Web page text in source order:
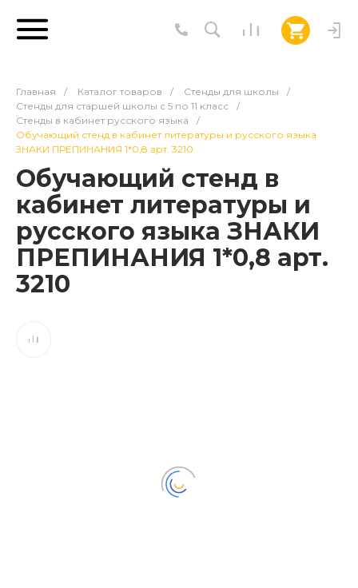
Главная / Каталог товаров / Стенды для школы
/
Стенды для старшей школы с 5 по 11 класс
/
Стенды в кабинет русского языка
/
Обучающий стенд в кабинет литературы и русского языка
ЗНАКИ ПРЕПИНАНИЯ 1*0,8 арт. 3210
Обучающий стенд в
кабинет литературы и
русского языка ЗНАКИ
ПРЕПИНАНИЯ 1*0,8 арт.
3210